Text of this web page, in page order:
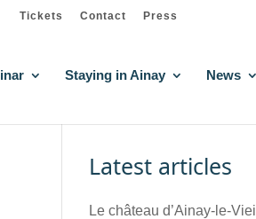
Tickets Contact Press
Staying in Ainay News
Latest articles
Le château d’Ainay-le-Vieil